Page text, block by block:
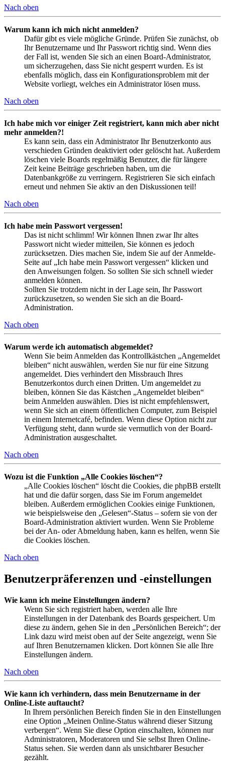
Nach oben
Warum kann ich mich nicht anmelden?
Dafür gibt es viele mögliche Gründe. Prüfen Sie zunächst, ob
Ihr Benutzername und Ihr Passwort richtig sind. Wenn dies
der Fall ist, wenden Sie sich an einen Board-Administrator,
um sicherzugehen, dass Sie nicht gesperrt wurden. Es ist
ebenfalls möglich, dass ein Konfigurationsproblem mit der
Website vorliegt, welches ein Administrator lösen muss.
Nach oben
Ich habe mich vor einiger Zeit registriert, kann mich aber nicht
mehr anmelden?!
Es kann sein, dass ein Administrator Ihr Benutzerkonto aus
verschieden Gründen deaktiviert oder gelöscht hat. Außerdem
löschen viele Boards regelmäßig Benutzer, die für längere
Zeit keine Beiträge geschrieben haben, um die
Datenbankgröße zu verringern. Registrieren Sie sich einfach
erneut und nehmen Sie aktiv an den Diskussionen teil!
Nach oben
Ich habe mein Passwort vergessen!
Das ist nicht schlimm! Wir können Ihnen zwar Ihr altes
Passwort nicht wieder mitteilen, Sie können es jedoch
zurücksetzen. Dies machen Sie, indem Sie auf der Anmelde-
Seite auf „Ich habe mein Passwort vergessen“ klicken und
den Anweisungen folgen. So sollten Sie sich schnell wieder
anmelden können.
Sollten Sie trotzdem nicht in der Lage sein, Ihr Passwort
zurückzusetzen, so wenden Sie sich an die Board-
Administration.
Nach oben
Warum werde ich automatisch abgemeldet?
Wenn Sie beim Anmelden das Kontrollkästchen „Angemeldet
bleiben“ nicht auswählen, werden Sie nur für eine Sitzung
angemeldet. Dies verhindert den Missbrauch Ihres
Benutzerkontos durch einen Dritten. Um angemeldet zu
bleiben, können Sie das Kästchen „Angemeldet bleiben“
beim Anmelden auswählen. Dies ist nicht empfehlenswert,
wenn Sie sich an einem öffentlichen Computer, zum Beispiel
in einem Internetcafé, befinden. Wenn diese Option nicht zur
Verfügung steht, dann wurde sie vermutlich von der Board-
Administration ausgeschaltet.
Nach oben
Wozu ist die Funktion „Alle Cookies löschen“?
„Alle Cookies löschen“ löscht die Cookies, die phpBB erstellt
hat und die dafür sorgen, dass Sie im Forum angemeldet
bleiben. Außerdem ermöglichen Cookies einige Funktionen,
wie beispielsweise den „Gelesen“-Status – sofern sie von der
Board-Administration aktiviert wurden. Wenn Sie Probleme
bei der An- oder Abmeldung haben, kann es helfen, wenn Sie
die Cookies löschen.
Nach oben
Benutzerpräferenzen und -einstellungen
Wie kann ich meine Einstellungen ändern?
Wenn Sie sich registriert haben, werden alle Ihre
Einstellungen in der Datenbank des Boards gespeichert. Um
diese zu ändern, gehen Sie in den „Persönlichen Bereich“; der
Link dazu wird meist oben auf der Seite angezeigt, wenn Sie
auf Ihren Benutzernamen klicken. Dort können Sie alle Ihre
Einstellungen ändern.
Nach oben
Wie kann ich verhindern, dass mein Benutzername in der
Online-Liste auftaucht?
In Ihrem persönlichen Bereich finden Sie in den Einstellungen
eine Option „Meinen Online-Status während dieser Sitzung
verbergen“. Wenn Sie diese Option einschalten, können nur
Administratoren, Moderatoren und Sie selbst Ihren Online-
Status sehen. Sie werden dann als unsichtbarer Besucher
gezählt.